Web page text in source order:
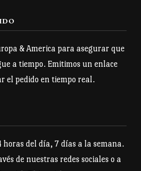
& America para asegurar que
a tiempo. Emitimos un enlace
el pedido en tiempo real.
horas del día, 7 días a la semana.
de nuestras redes sociales o a